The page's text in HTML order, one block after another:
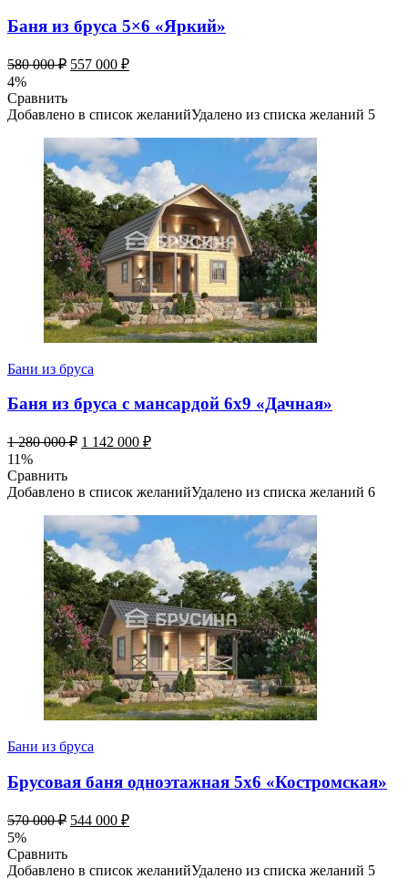
Баня из бруса 5×6 «Яркий»
580 000₽ 557 000 ₽
4%
Сравнить
Добавлено в список желанийУдалено из списка желаний 5
Бани из бруса
Баня из бруса с мансардой 6х9 «Дачная»
1 280 000₽ 1 142 000 ₽
11%
Сравнить
Добавлено в список желанийУдалено из списка желаний 6
Бани из бруса
Брусовая баня одноэтажная 5х6 «Костромская»
570 000₽ 544 000 ₽
5%
Сравнить
Добавлено в список желанийУдалено из списка желаний 5